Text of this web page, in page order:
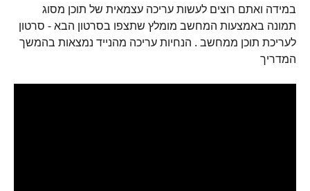
במידה ואתם רוצים לעשות עריכה עצמאית של תוכן מסוג
תמונה באמצעות המחשב מומלץ שתצפו בסרטון הבא - סרטון
לעריכת תוכן ממחשב . הנחיות עריכה מהנייד נמצאות בהמשך
המדריך